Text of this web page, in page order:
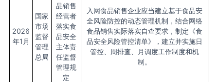
2026
年1月
国家
市场
监督
管理
总局
品销售
经营者
落实食
品安全
主体责
任监督
管理规
定
入网食品销售企业应当建立基于食品安
全风险防控的动态管理机制，结合网络
食品销售实际落实自查要求，制定《食
品安全风险管控清单》，建立并实施日
管控、周排查、月调度工作制度和机
制。